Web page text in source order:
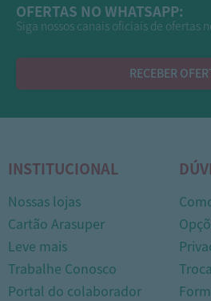
OFERTAS NO WHATSAPP:
Siga nossos canais oficiais de ofertas
RECEBER
INSTITUCIONAL
Nossas lojas
Cartão Arasuper
Leve mais
Trabalhe Conosco
Portal do colaborador